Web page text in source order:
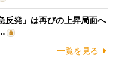
反発」は再びの上昇局面へ
一覧を見る